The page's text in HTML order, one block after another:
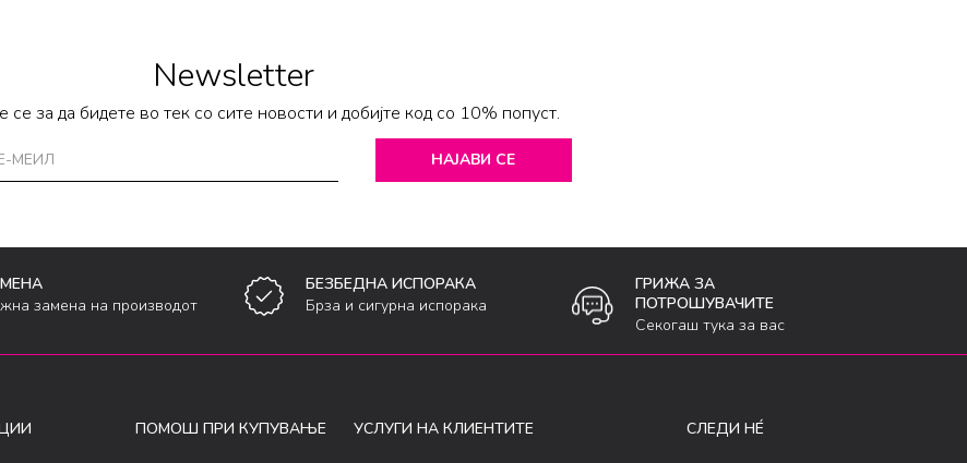
Newsletter
се за да бидете во тек со сите новости и добијте код со 10% попуст.
НАЈАВИ СЕ
замена на производот
БЕЗБЕДНА ИСПОРАКА
Брза и сигурна испорака
ГРИЖА ЗА
ПОТРОШУВАЧИТЕ
Секогаш тука за вас
ПОМОШ ПРИ КУПУВАЊЕ УСЛУГИ НА КЛИЕНТИТЕ СЛЕДИ НÉ